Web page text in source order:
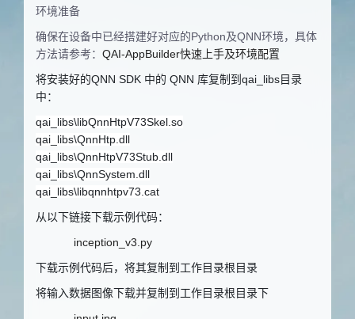
环境准备
确保在设备中已经搭建好对应的Python及QNN环境，具体
方法请参考： QAI-AppBuilder快速上手及环境配置
将安装好的QNN SDK 中的 QNN 库复制到 qai_libs目录
中：
qai_libs\libQnnHtpV73Skel.so
qai_libs\QnnHtp.dll
qai_libs\QnnHtpV73Stub.dll
qai_libs\QnnSystem.dll
qai_libs\libqnnhtpv73.cat
从以下链接下载示例代码：
inception_v3.py
下载示例代码后，将其复制到工作目录根目录
将输入数据图像下载并复制到工作目录根目录下